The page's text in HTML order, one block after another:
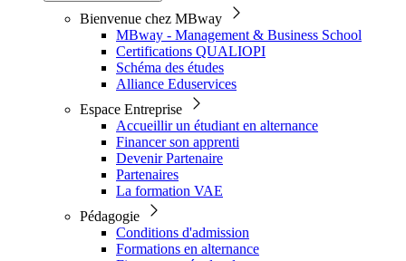
Bienvenue chez MBway
MBway - Management & Business School
Certifications QUALIOPI
Schéma des études
Alliance Eduservices
Espace Entreprise
Accueillir un étudiant en alternance
Financer son apprenti
Devenir Partenaire
Partenaires
La formation VAE
Pédagogie
Conditions d'admission
Formations en alternance